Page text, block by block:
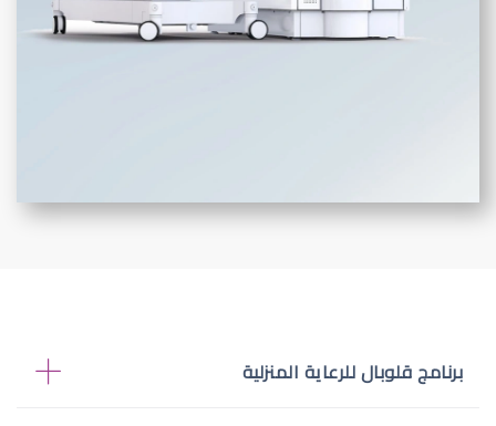
برنامج قلوبال للرعاية المنزلية